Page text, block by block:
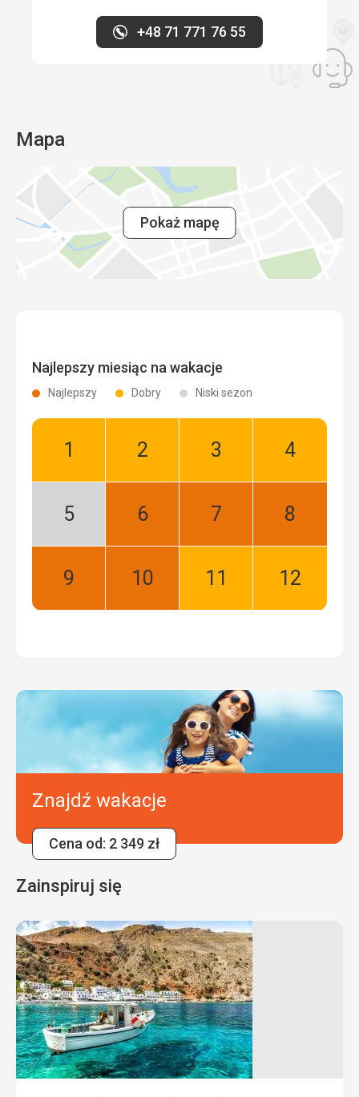
Perfekcyjnie, tylko mała uwaga, proszę wydrukować
pomocą Google Translate
+48 71 771 76 55
Mapa
Pokaż mapę
Najlepszy miesiąc na wakacje
Najlepszy Dobry Niski sezon
Styczeń:
Luty:
Marzec:
Kwiecień:
Maj:
Czerwiec:
Lipiec:
Sierpień:
Wrzesień:
Październik:
Listopad:
Grudzień:
Znajdź wakacje
Cena od: 2 349 zł
Zainspiruj się